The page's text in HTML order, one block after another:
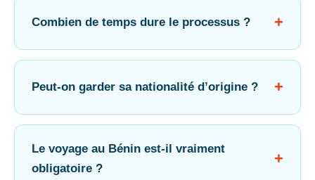
Combien de temps dure le processus ?
Peut-on garder sa nationalité d’origine ?
Le voyage au Bénin est-il vraiment
obligatoire ?